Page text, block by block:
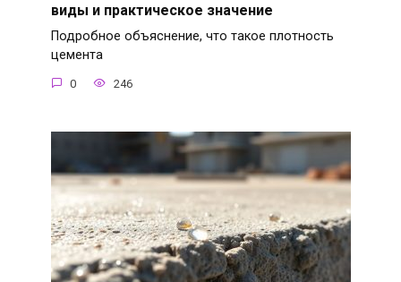
виды и практическое значение
Подробное объяснение, что такое плотность
цемента
0 246